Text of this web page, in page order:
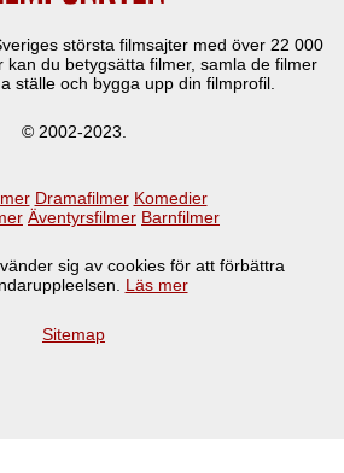
största filmsajter med över 22 000
kan du betygsätta filmer, samla de filmer
ställe och bygga upp din filmprofil.
© 2002-2023.
Dramafilmer Komedier
Äventyrsfilmer Barnfilmer
sig av cookies för att förbättra
Läs mer
Sitemap